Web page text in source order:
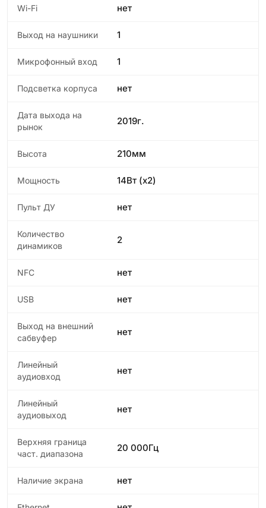
Wi-Fi нет
Выход на наушники 1
Микрофонный вход 1
Подсветка корпуса нет
Дата выхода на
рынок
2019г.
Высота 210мм
Мощность 14Вт (x2)
Пульт ДУ нет
Количество
динамиков
2
NFC нет
USB нет
Выход на внешний
сабвуфер
нет
Линейный
аудиовход
нет
Линейный
аудиовыход
нет
Верхняя граница
част. диапазона
20 000Гц
Наличие экрана нет